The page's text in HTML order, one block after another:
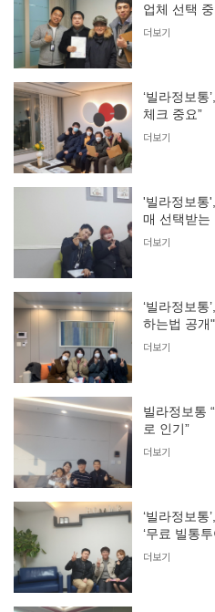
업체 선택
더보기
‘빌라정보통
체크 중요”
더보기
'빌라정보통
매 선택받는
더보기
‘빌라정보통
하는법 공개"
더보기
빌라정보통
로 인기”
더보기
‘빌라정보통
‘무료 빌통
더보기